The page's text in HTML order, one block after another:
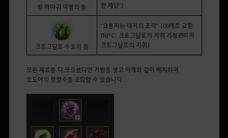
밤 까마귀 여명의 돌
한 제단’)
크로그달로 수호의 돌
‘요동치는 대지의 조각’ 100개로 교환
(NPC: 크로그달로의 자취 거점관리자
크로그달로의 자취)
모든 재료를 다 모으셨다면 가방을 열고 아래와 같이 배치하여
오 도어의 정령수를 조합할 수 있습니다.